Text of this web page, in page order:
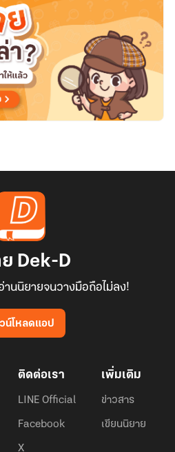
Dek-D
นนิยายจนวางมือถือไม่ลง!
น์โหลดแอป
ติดต่อเรา
LINE Official
Facebook
X
เพิ่มเติม
ข่าวสาร
เขียนนิยาย